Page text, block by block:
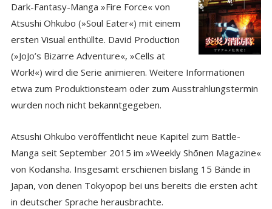
Dark-Fantasy-Manga »Fire Force« von
Atsushi Ohkubo (»Soul Eater«) mit einem
ersten Visual enthüllte. David Production
(»JoJo’s Bizarre Adventure«, »Cells at
Work!«) wird die Serie animieren. Weitere Informationen
etwa zum Produktionsteam oder zum Ausstrahlungstermin
wurden noch nicht bekanntgegeben.
Atsushi Ohkubo veröffentlicht neue Kapitel zum Battle-
Manga seit September 2015 im »Weekly Shōnen Magazine«
von Kodansha. Insgesamt erschienen bislang 15 Bände in
Japan, von denen Tokyopop bei uns bereits die ersten acht
in deutscher Sprache herausbrachte.